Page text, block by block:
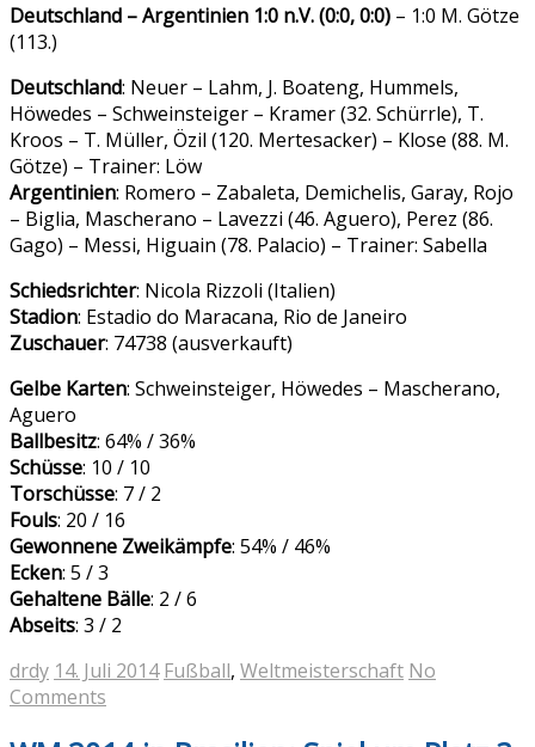
Deutschland – Argentinien 1:0 n.V. (0:0, 0:0) – 1:0 M. Götze
(113.)
Deutschland: Neuer – Lahm, J. Boateng, Hummels,
Höwedes – Schweinsteiger – Kramer (32. Schürrle), T.
Kroos – T. Müller, Özil (120. Mertesacker) – Klose (88. M.
Götze) – Trainer: Löw
Argentinien: Romero – Zabaleta, Demichelis, Garay, Rojo
– Biglia, Mascherano – Lavezzi (46. Aguero), Perez (86.
Gago) – Messi, Higuain (78. Palacio) – Trainer: Sabella
Schiedsrichter: Nicola Rizzoli (Italien)
Stadion: Estadio do Maracana, Rio de Janeiro
Zuschauer: 74738 (ausverkauft)
Gelbe Karten: Schweinsteiger, Höwedes – Mascherano,
Aguero
Ballbesitz: 64% / 36%
Schüsse: 10 / 10
Torschüsse: 7 / 2
Fouls: 20 / 16
Gewonnene Zweikämpfe: 54% / 46%
Ecken: 5 / 3
Gehaltene Bälle: 2 / 6
Abseits: 3 / 2
drdy 14. Juli 2014 Fußball, Weltmeisterschaft No
Comments